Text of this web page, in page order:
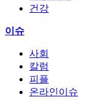
건강
이슈
사회
칼럼
피플
온라인이슈